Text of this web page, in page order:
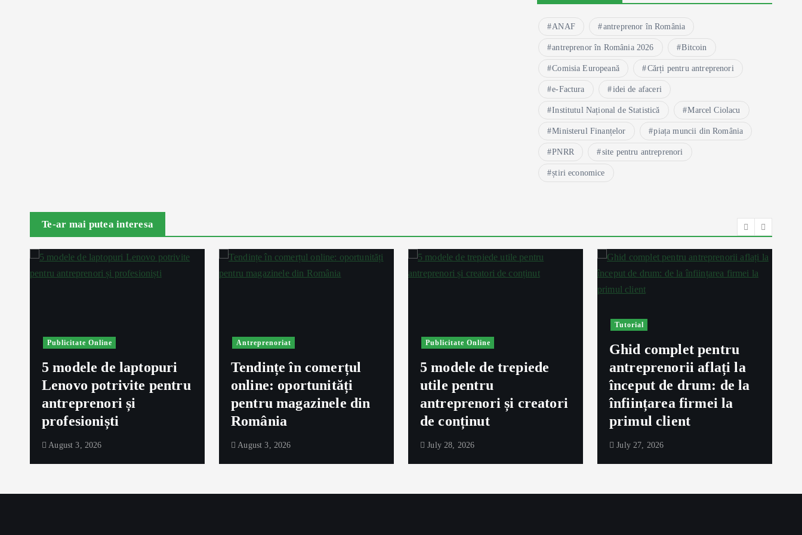
ANAF antreprenor în România
antreprenor în România 2026 Bitcoin
Comisia Europeană Cărți pentru antreprenori
e-Factura idei de afaceri
Institutul Național de Statistică Marcel Ciolacu
Ministerul Finanțelor piața muncii din România
PNRR site pentru antreprenori
știri economice
Te-ar mai putea interesa
Publicitate Online
5 modele de laptopuri
Lenovo potrivite pentru
antreprenori și
profesioniști
August 3, 2026
Antreprenoriat
Tendințe în comerțul
online: oportunități
pentru magazinele din
România
August 3, 2026
Publicitate Online
5 modele de trepiede
utile pentru
antreprenori și creatori
de conținut
July 28, 2026
Tutorial
Ghid complet pentru
antreprenorii aflați la
început de drum: de la
înființarea firmei la
primul client
July 27, 2026